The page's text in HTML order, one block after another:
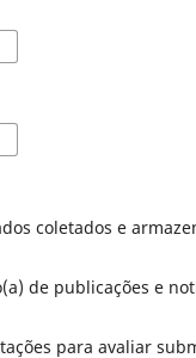
coletados e
de publicações e
para avaliar